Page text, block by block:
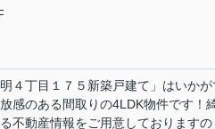
４丁目１７５新築戸建て」はいかが
感のある間取りの4LDK物件です！
不動産情報をご用意しておりますの